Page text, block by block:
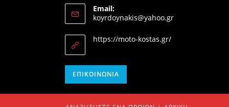
in
your
application
Email:
koyrdoynakis@yahoo.grOpens
https://moto-kostas.gr/
ΕΠΙΚΟΙΝΩΝΊΑ